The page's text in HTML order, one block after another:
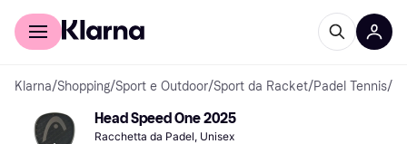
Per il tuo shopping
Klarna/Shopping/Sport e Outdoor/Sport da Racket/Padel Tennis/
Head Speed One 2025
Racchetta da Padel, Unisex